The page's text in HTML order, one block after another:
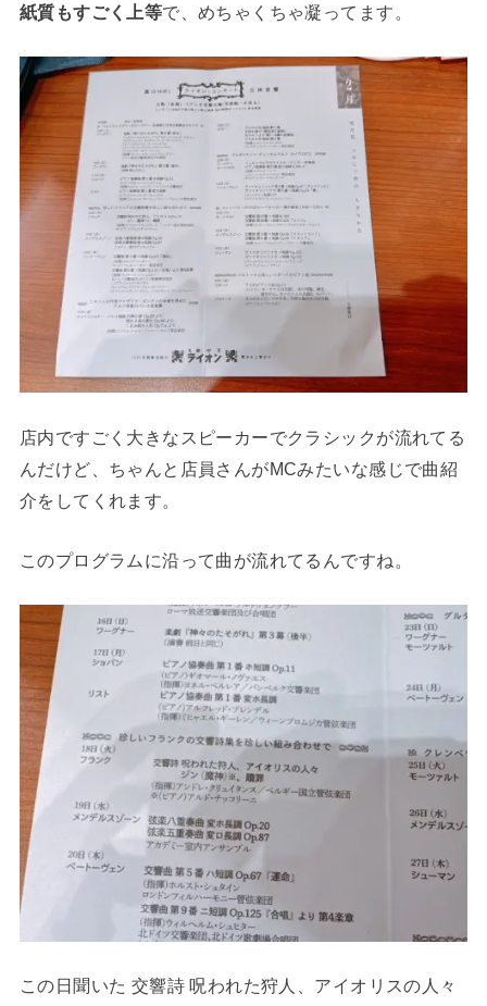
紙質もすごく上等で、めちゃくちゃ凝ってます。
店内ですごく大きなスピーカーでクラシックが流れてる
んだけど、ちゃんと店員さんがMCみたいな感じで曲紹
介をしてくれます。
このプログラムに沿って曲が流れてるんですね。
この日聞いた 交響詩 呪われた狩人、アイオリスの人々